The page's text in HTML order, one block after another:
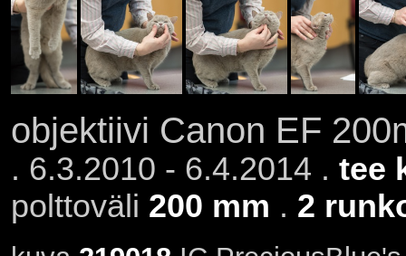
objektiivi Canon EF
. 6.3.2010 - 6.4.2014 . tee
polttoväli 200 mm . 2